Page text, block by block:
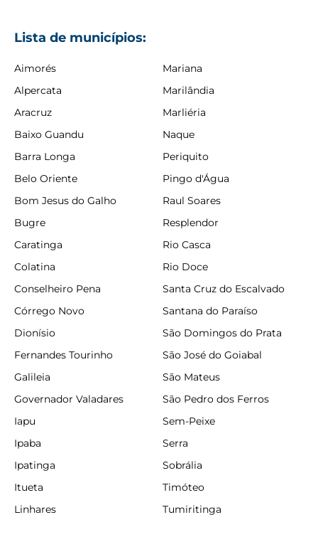
Lista de municípios:
Aimorés
Alpercata
Aracruz
Baixo Guandu
Barra Longa
Belo Oriente
Bom Jesus do Galho
Bugre
Caratinga
Colatina
Conselheiro Pena
Córrego Novo
Dionísio
Fernandes Tourinho
Galileia
Governador Valadares
Iapu
Ipaba
Ipatinga
Itueta
Linhares
Mariana
Marilândia
Marliéria
Naque
Periquito
Pingo d'Água
Raul Soares
Resplendor
Rio Casca
Rio Doce
Santa Cruz do Escalvado
Santana do Paraíso
São Domingos do Prata
São José do Goiabal
São Mateus
São Pedro dos Ferros
Sem-Peixe
Serra
Sobrália
Timóteo
Tumiritinga